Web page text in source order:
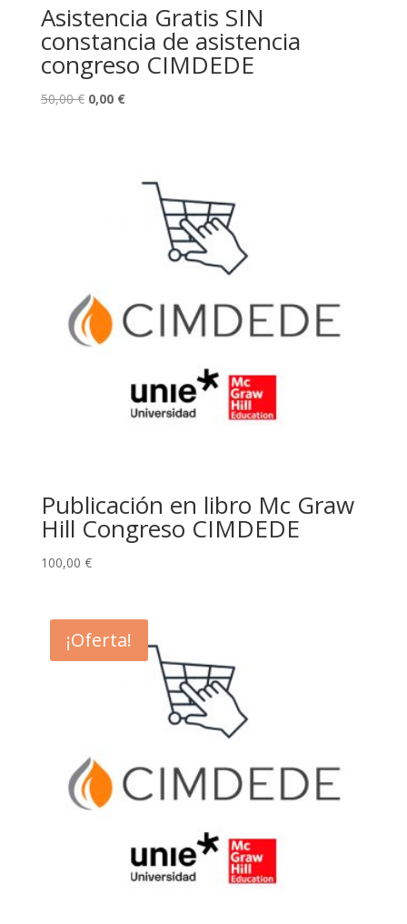
Asistencia Gratis SIN
constancia de asistencia
congreso CIMDEDE
50,00€ El
0,00 €El
0,00 €.
Publicación en libro Mc Graw
Hill Congreso CIMDEDE
100,00 €
¡Oferta!